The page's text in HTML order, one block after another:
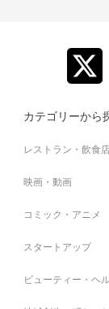
【僕を「かわの
でも、現実は家に
行き来しながら、
カテゴリーから
レストラン・飲食
映画・動画
コミック・アニメ
スタートアップ
ビューティー・ヘ